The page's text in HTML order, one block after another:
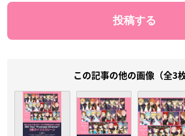
この記事の他の画像（全3枚